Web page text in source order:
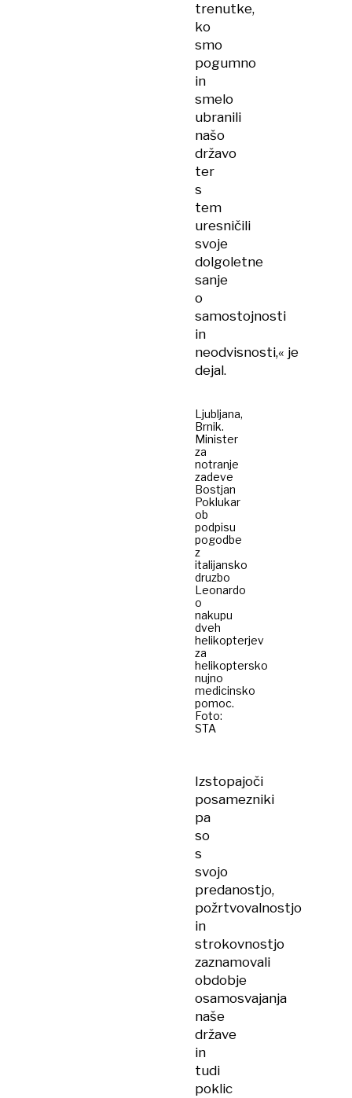
trenutke,
ko
smo
pogumno
in
smelo
ubranili
našo
državo
ter
s
tem
uresničili
svoje
dolgoletne
sanje
o
samostojnosti
in
neodvisnosti,« je
dejal.
Ljubljana,
Brnik.
Minister
za
notranje
zadeve
Bostjan
Poklukar
ob
podpisu
pogodbe
z
italijansko
druzbo
Leonardo
o
nakupu
dveh
helikopterjev
za
helikoptersko
nujno
medicinsko
pomoc.
Foto:
STA
Izstopajoči
posamezniki
pa
so
s
svojo
predanostjo,
požrtvovalnostjo
in
strokovnostjo
zaznamovali
obdobje
osamosvajanja
naše
države
in
tudi
poklic